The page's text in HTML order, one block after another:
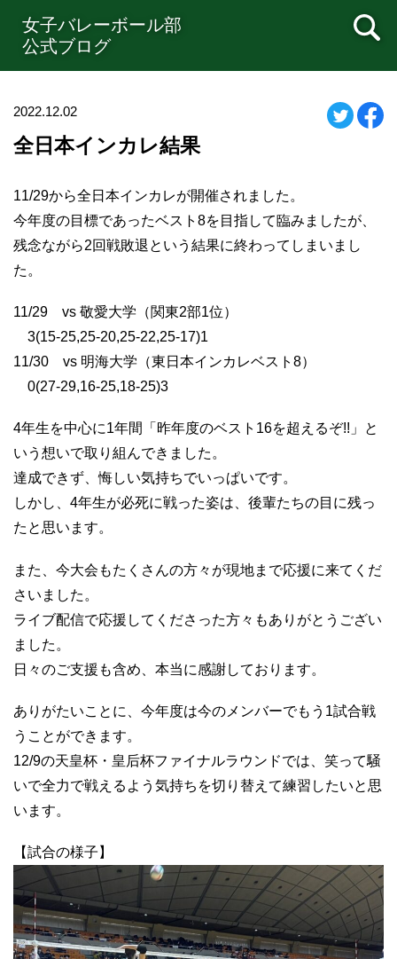
女子バレーボール部
公式ブログ
2022.12.02
全日本インカレ結果
11/29から全日本インカレが開催されました。
今年度の目標であったベスト8を目指して臨みましたが、
残念ながら2回戦敗退という結果に終わってしまいまし
た。
11/29 vs 敬愛大学（関東2部1位）
3(15-25,25-20,25-22,25-17)1
11/30 vs 明海大学（東日本インカレベスト8）
0(27-29,16-25,18-25)3
4年生を中心に1年間「昨年度のベスト16を超えるぞ!!」と
いう想いで取り組んできました。
達成できず、悔しい気持ちでいっぱいです。
しかし、4年生が必死に戦った姿は、後輩たちの目に残っ
たと思います。
また、今大会もたくさんの方々が現地まで応援に来てくだ
さいました。
ライブ配信で応援してくださった方々もありがとうござい
ました。
日々のご支援も含め、本当に感謝しております。
ありがたいことに、今年度は今のメンバーでもう1試合戦
うことができます。
12/9の天皇杯・皇后杯ファイナルラウンドでは、笑って騒
いで全力で戦えるよう気持ちを切り替えて練習したいと思
います。
【試合の様子】